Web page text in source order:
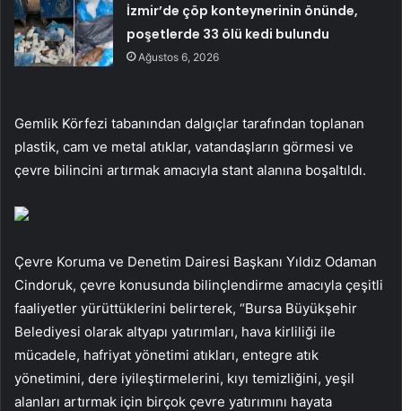
İzmir’de çöp konteynerinin önünde,
poşetlerde 33 ölü kedi bulundu
Ağustos 6, 2026
Gemlik Körfezi tabanından dalgıçlar tarafından toplanan
plastik, cam ve metal atıklar, vatandaşların görmesi ve
çevre bilincini artırmak amacıyla stant alanına boşaltıldı.
Çevre Koruma ve Denetim Dairesi Başkanı Yıldız Odaman
Cindoruk, çevre konusunda bilinçlendirme amacıyla çeşitli
faaliyetler yürüttüklerini belirterek, “Bursa Büyükşehir
Belediyesi olarak altyapı yatırımları, hava kirliliği ile
mücadele, hafriyat yönetimi atıkları, entegre atık
yönetimini, dere iyileştirmelerini, kıyı temizliğini, yeşil
alanları artırmak için birçok çevre yatırımını hayata